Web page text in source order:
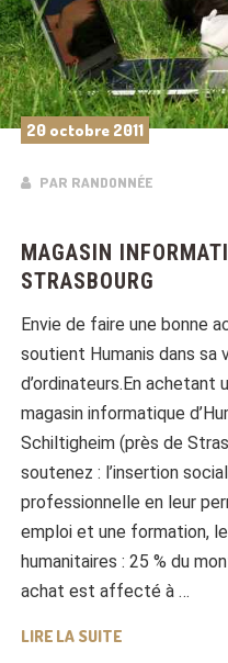
20 octobre 2011
PAR RANDONNÉE
MAGASIN
STRASBOURG
Envie de faire une bonne
soutient Humanis dans sa
d’ordinateurs.En achetant
magasin informatique
Schiltigheim (près de
soutenez : l’insertion
professionnelle en leur
emploi et une formation,
humanitaires : 25 % du
achat est affecté à …
LIRE LA SUITEMAGASIN